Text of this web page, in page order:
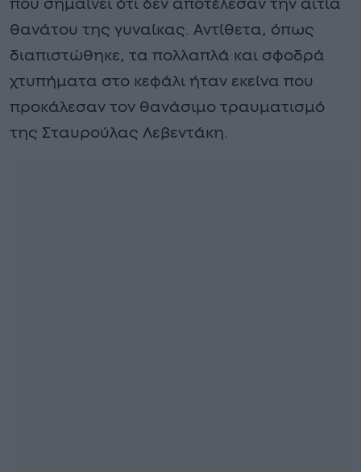
που σημαίνει ότι δεν αποτέλεσαν την αιτία
θανάτου της γυναίκας. Αντίθετα, όπως
διαπιστώθηκε, τα πολλαπλά και σφοδρά
χτυπήματα στο κεφάλι ήταν εκείνα που
προκάλεσαν τον θανάσιμο τραυματισμό
της Σταυρούλας Λεβεντάκη.